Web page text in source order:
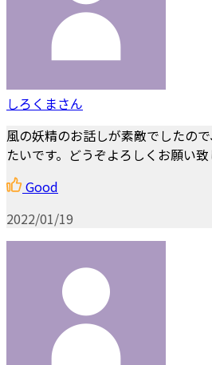
しろくまさん
風の妖精のお話しが素敵でしたの
たいです。どうぞよろしくお願い
Good
2022/01/19